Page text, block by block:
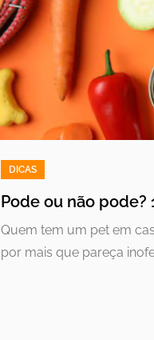
DICAS
Pode ou não
Quem tem um pet em
por mais que pareça